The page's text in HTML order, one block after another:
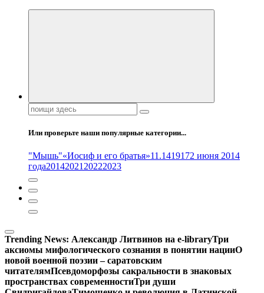
Поиск:
Или проверьте наши популярные категории...
"Мышь"«Иосиф и его братья»11.1419172 июня 2014
года20142021 20222023
Trending News: Александр Литвинов на e-libraryТри
аксиомы мифологического сознания в понятии нацииО
новой военной поэзии – саратовским
читателямПсевдоморфозы сакральности в знаковых
пространствах современностиТри души